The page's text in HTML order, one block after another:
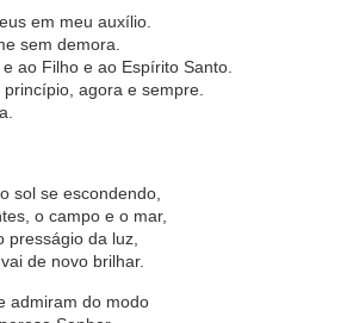
em meu auxílio.
sem demora.
ao Filho e ao Espírito Santo.
agora e sempre.
sol se escondendo,
o campo e o mar,
presságio da luz,
de novo brilhar.
admiram do modo